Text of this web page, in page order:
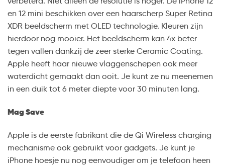
en 12 mini beschikken over een haarscherp Super Retina
XDR beeldscherm met OLED technologie. Kleuren zijn
hierdoor nog mooier. Het beeldscherm kan 4x beter
tegen vallen dankzij de zeer sterke Ceramic Coating.
Apple heeft haar nieuwe vlaggenschepen ook meer
waterdicht gemaakt dan ooit. Je kunt ze nu meenemen
in een duik tot 6 meter diepte voor 30 minuten lang.
Mag Save
Apple is de eerste fabrikant die de Qi Wireless charging
mechanisme ook gebruikt voor gadgets. Je kunt je
iPhone hoesje nu nog eenvoudiger om je telefoon heen